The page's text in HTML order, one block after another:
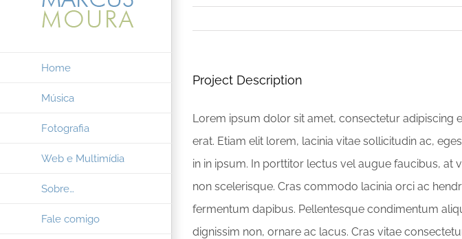
Home
Música
Fotografia
Web e Multimídia
Sobre…
Fale comigo
Project Description
Lorem ipsum dolor sit amet, consectetur adipiscing
erat. Etiam elit lorem, lacinia vitae sollicitudin ac,
in in ipsum. In porttitor lectus vel augue faucibus,
non scelerisque. Cras commodo lacinia orci ac
fermentum dapibus. Pellentesque condimentum
dignissim non, ornare ac lacus. Cras vitae